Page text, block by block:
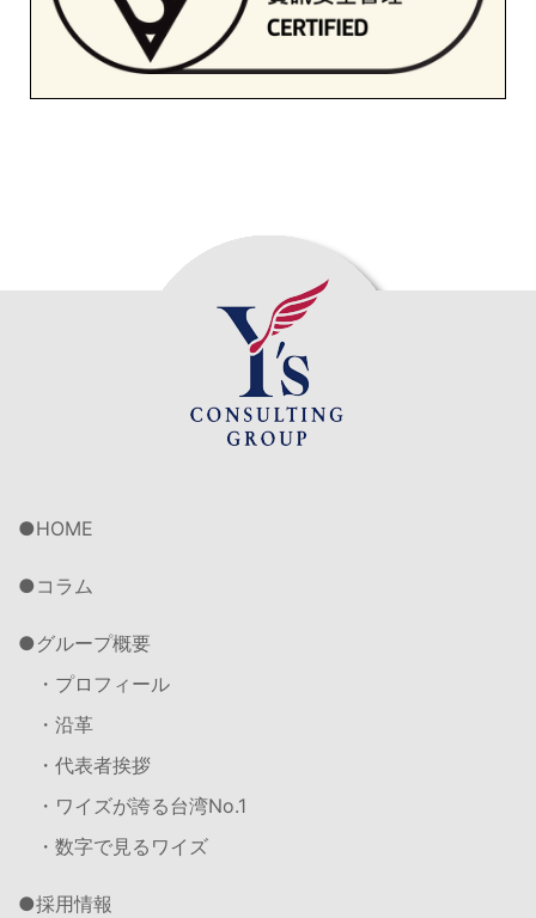
HOME
コラム
グループ概要
・プロフィール
・沿革
・代表者挨拶
・ワイズが誇る台湾No.1
・数字で見るワイズ
採用情報